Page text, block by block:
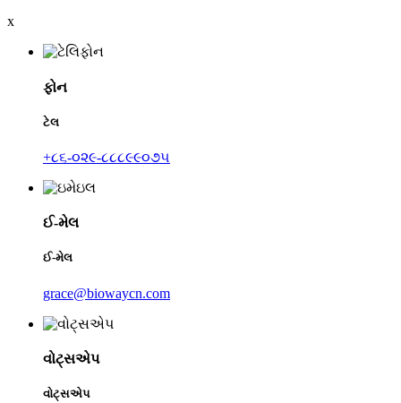
x
ફોન
ટેલ
+૮૬-૦૨૯-૮૮૮૯૯૦૭૫
ઈ-મેલ
ઈ-મેલ
grace@biowaycn.com
વોટ્સએપ
વોટ્સએપ